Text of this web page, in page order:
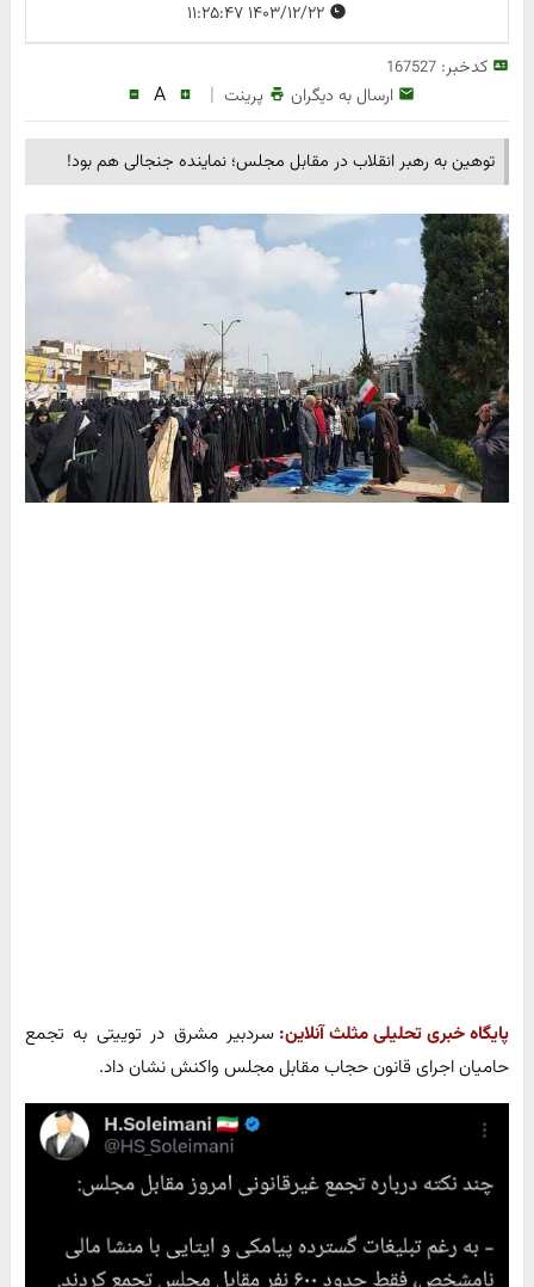
کدخبر:167527
ارسال به دیگران پرینت |
A
توهین به رهبر انقلاب در مقابل مجلس؛ نماینده جنجالی هم بود!
پایگاه خبری تحلیلی مثلث آنلاین: سردبیر مشرق در توییتی به تجمع
حامیان اجرای قانون حجاب مقابل مجلس واکنش نشان داد.